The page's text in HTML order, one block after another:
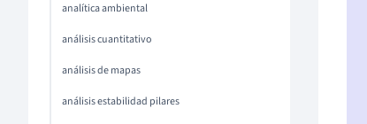
analítica ambiental
análisis cuantitativo
análisis de mapas
análisis estabilidad pilares